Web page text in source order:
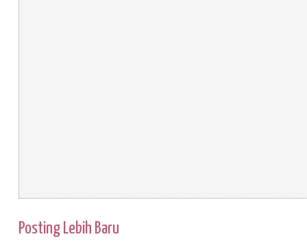
Posting Lebih Baru